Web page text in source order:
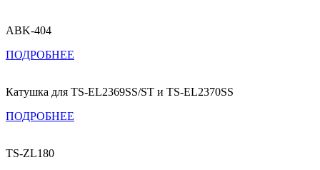
ABK-404
ПОДРОБНЕЕ
Катушка для TS-EL2369SS/ST и TS-EL2370SS
ПОДРОБНЕЕ
TS-ZL180